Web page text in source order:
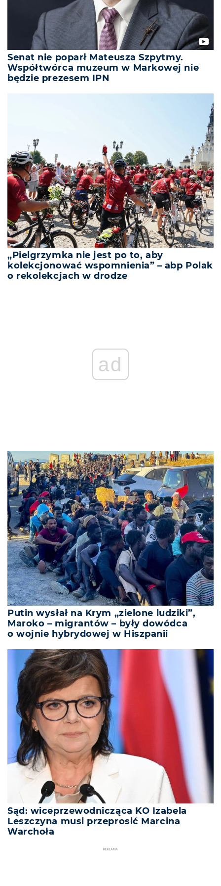
Senat nie poparł Mateusza Szpytmy.
Współtwórca muzeum w Markowej nie
będzie prezesem IPN
„Pielgrzymka nie jest po to, aby
kolekcjonować wspomnienia” – abp Polak
o rekolekcjach w drodze
ad
Putin wysłał na Krym „zielone ludziki”,
Maroko – migrantów – były dowódca
o wojnie hybrydowej w Hiszpanii
Sąd: wiceprzewodnicząca KO Izabela
Leszczyna musi przeprosić Marcina
Warchoła
REKLAMA